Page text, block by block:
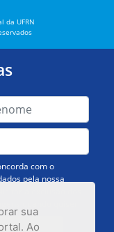
sua
Ao
da UFRN
com o
pela nossa